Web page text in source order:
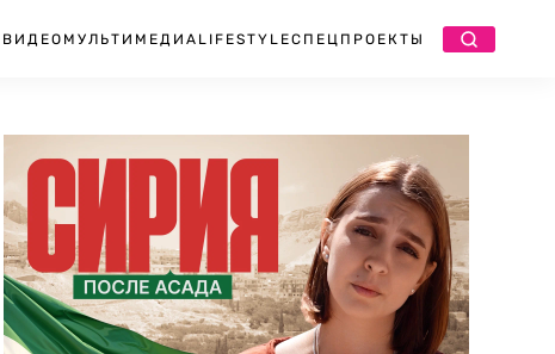
ВИДЕО МУЛЬТИМЕДИА LIFESTYLEСПЕЦПРОЕКТЫ